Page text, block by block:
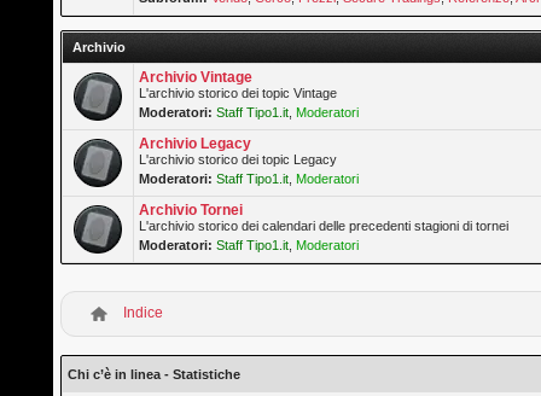
Archivio
Archivio Vintage
L'archivio storico dei topic Vintage
Moderatori: Staff Tipo1.it Moderatori
Archivio Legacy
L'archivio storico dei topic Legacy
Moderatori: Staff Tipo1.it Moderatori
Archivio Tornei
L'archivio storico dei calendari delle precedenti stagioni di tornei
Moderatori: Staff Tipo1.it Moderatori
Indice
Chi c’è in linea - Statistiche